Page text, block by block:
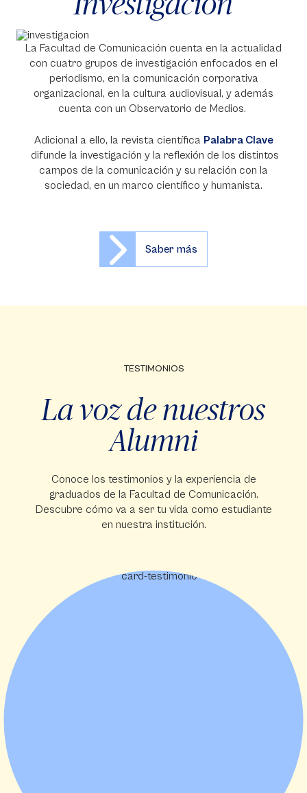
La Facultad de Comunicación cuenta en la actualidad
con cuatro grupos de investigación enfocados en el
periodismo, en la comunicación corporativa
organizacional, en la cultura audiovisual, y además
cuenta con un Observatorio de Medios.
Adicional a ello, la revista científica Palabra Clave
difunde la investigación y la reflexión de los distintos
campos de la comunicación y su relación con la
sociedad, en un marco científico y humanista.
Saber más
TESTIMONIOS
La voz de nuestros
Alumni
Conoce los testimonios y la experiencia de
graduados de la Facultad de Comunicación.
Descubre cómo va a ser tu vida como estudiante
en nuestra institución.